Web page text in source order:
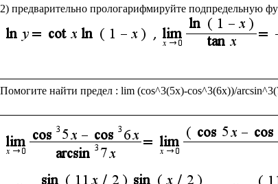
2) предварительно прологарифмируйте подпредельную